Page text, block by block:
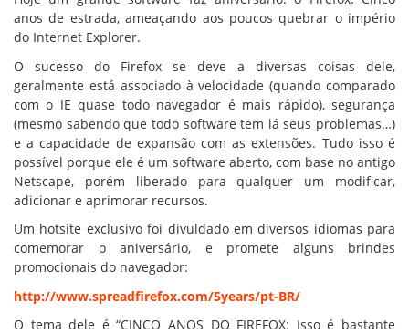
anos de estrada, ameaçando aos poucos quebrar o império
do Internet Explorer.
O sucesso do Firefox se deve a diversas coisas dele,
geralmente está associado à velocidade (quando comparado
com o IE quase todo navegador é mais rápido), segurança
(mesmo sabendo que todo software tem lá seus problemas…)
e a capacidade de expansão com as extensões. Tudo isso é
possível porque ele é um software aberto, com base no antigo
Netscape, porém liberado para qualquer um modificar,
adicionar e aprimorar recursos.
Um hotsite exclusivo foi divuldado em diversos idiomas para
comemorar o aniversário, e promete alguns brindes
promocionais do navegador:
http://www.spreadfirefox.com/5years/pt-BR/
O tema dele é “CINCO ANOS DO FIREFOX: Isso é bastante